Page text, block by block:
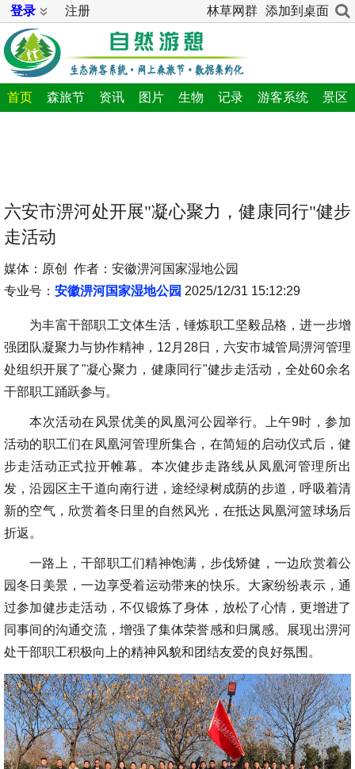
登录 注册 林草网群 添加到桌面
首页 森旅节 资讯 图片 生物 记录 游客系统 景区
六安市淠河处开展"凝心聚力，健康同行"健步
走活动
媒体：原创 作者：安徽淠河国家湿地公园
专业号： 安徽淠河国家湿地公园 2025/12/31 15:12:29
为丰富干部职工文体生活，锤炼职工坚毅品格，进一步增
强团队凝聚力与协作精神，12月28日，六安市城管局淠河管理
处组织开展了"凝心聚力，健康同行"健步走活动，全处60余名
干部职工踊跃参与。
本次活动在风景优美的凤凰河公园举行。上午9时，参加
活动的职工们在凤凰河管理所集合，在简短的启动仪式后，健
步走活动正式拉开帷幕。本次健步走路线从凤凰河管理所出
发，沿园区主干道向南行进，途经绿树成荫的步道，呼吸着清
新的空气，欣赏着冬日里的自然风光，在抵达凤凰河篮球场后
折返。
一路上，干部职工们精神饱满，步伐矫健，一边欣赏着公
园冬日美景，一边享受着运动带来的快乐。大家纷纷表示，通
过参加健步走活动，不仅锻炼了身体，放松了心情，更增进了
同事间的沟通交流，增强了集体荣誉感和归属感。展现出淠河
处干部职工积极向上的精神风貌和团结友爱的良好氛围。